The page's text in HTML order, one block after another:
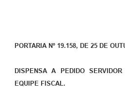
PORTARIA Nº 19.158, DE 25 DE
DISPENSA A PEDIDO
EQUIPE FISCAL.